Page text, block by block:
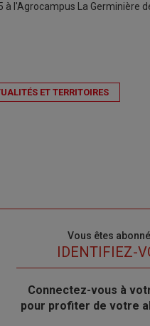
l'Agrocampus La Germinière
ET TERRITOIRES
Vous êtes
IDENTIFIEZ-
Body
Connectez-vous à
pour profiter de votre